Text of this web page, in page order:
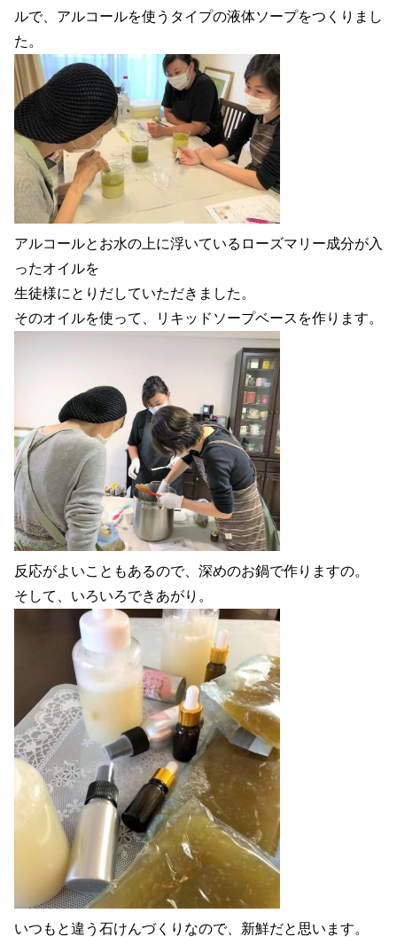
ルで、アルコールを使うタイプの液体ソープをつくりまし
た。
アルコールとお水の上に浮いているローズマリー成分が入
ったオイルを
生徒様にとりだしていただきました。
そのオイルを使って、リキッドソープベースを作ります。
反応がよいこともあるので、深めのお鍋で作りますの。
そして、いろいろできあがり。
いつもと違う石けんづくりなので、新鮮だと思います。